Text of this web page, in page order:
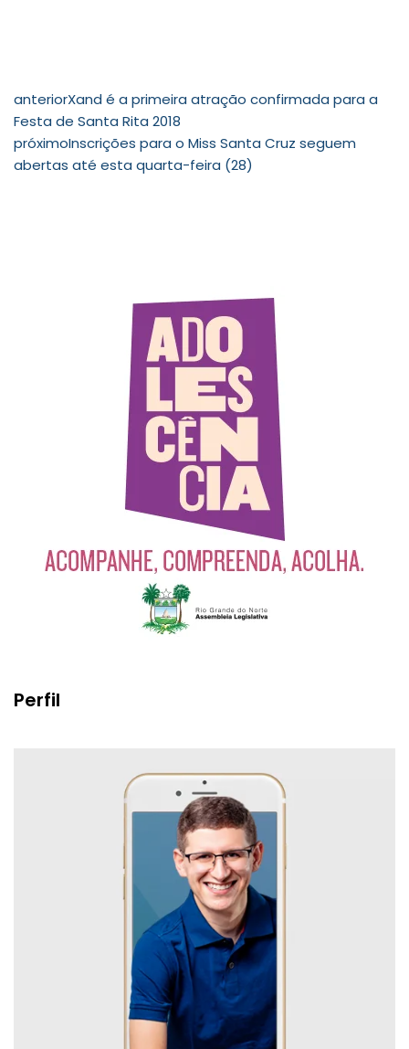
anteriorXand é a primeira atração confirmada para a
Festa de Santa Rita 2018
próximoInscrições para o Miss Santa Cruz seguem
abertas até esta quarta-feira (28)
Perfil